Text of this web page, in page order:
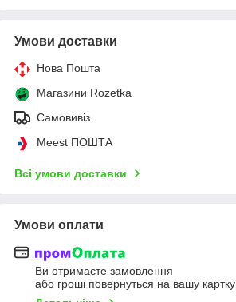
Умови доставки
Нова Пошта
Магазини Rozetka
Самовивіз
Meest ПОШТА
Всі умови доставки
Умови оплати
Ви отримаєте замовлення
або гроші повернуться на вашу картку